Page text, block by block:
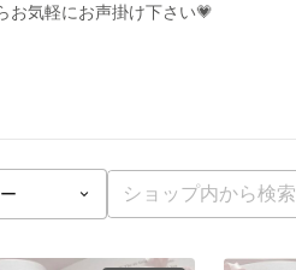
お気軽にお声掛け下さい💗